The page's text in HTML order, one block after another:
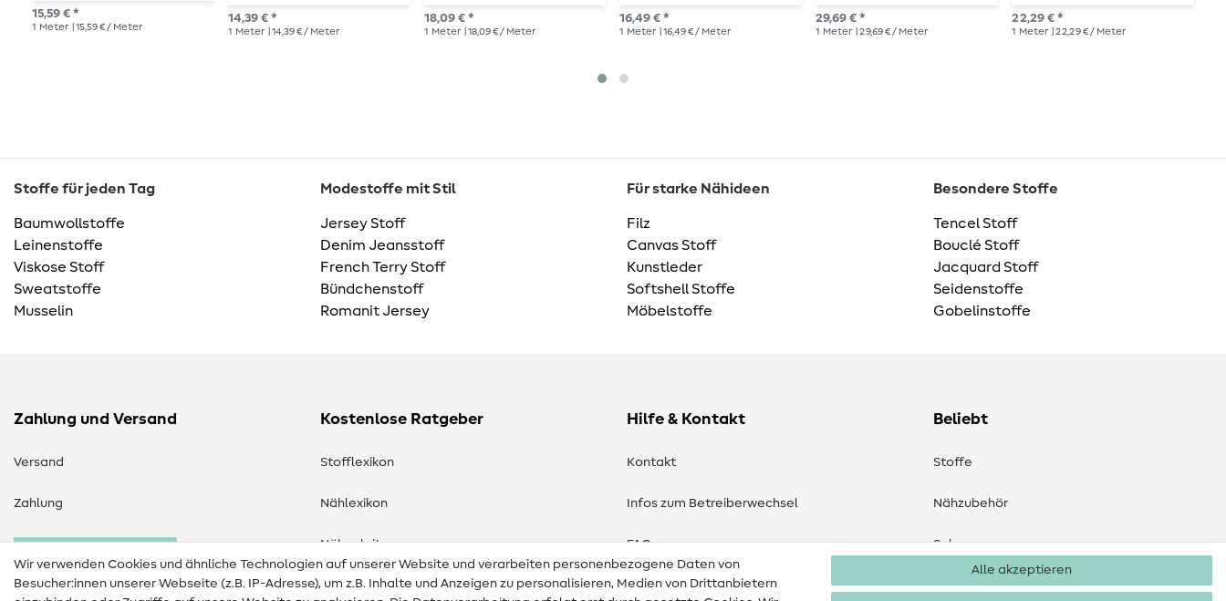
15,59 € *
1 Meter | 15,59 € / Meter
14,39 € *
1 Meter | 14,39 € / Meter
18,09 € *
1 Meter | 18,09 € / Meter
16,49 € *
1 Meter | 16,49 € / Meter
Heart Mood Navy
29,69 € *
1 Meter | 29,69 € / Meter
22,29 € *
1 Meter | 22,29 € / Meter
Stoffe für jeden Tag
Baumwollstoffe
Leinenstoffe
Viskose Stoff
Sweatstoffe
Musselin
Modestoffe mit Stil
Jersey Stoff
Denim Jeansstoff
French Terry Stoff
Bündchenstoff
Romanit Jersey
Für starke Nähideen
Filz
Canvas Stoff
Kunstleder
Softshell Stoffe
Möbelstoffe
Besondere Stoffe
Tencel Stoff
Bouclé Stoff
Jacquard Stoff
Seidenstoffe
Gobelinstoffe
Zahlung und Versand
Versand
Zahlung
Kostenlose Ratgeber
Stofflexikon
Nählexikon
Nähanleitungen
Hilfe & Kontakt
Kontakt
Infos zum Betreiberwechsel
FAQ
Widerrufsrecht
Beliebt
Stoffe
Nähzubehör
Sale
Schnittmuster
Wir verwenden Cookies und ähnliche Technologien auf unserer Website und verarbeiten personenbezogene Daten von
Besucher:innen unserer Webseite (z.B. IP-Adresse), um z.B. Inhalte und Anzeigen zu personalisieren, Medien von Drittanbietern
Alle akzeptieren